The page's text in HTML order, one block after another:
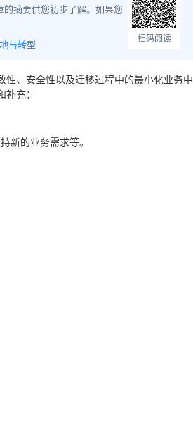
摘要供您初步了解。如果您
与转型 扫码阅读
、安全性以及迁移过程中的最小化业务中
充：
新的业务需求等。